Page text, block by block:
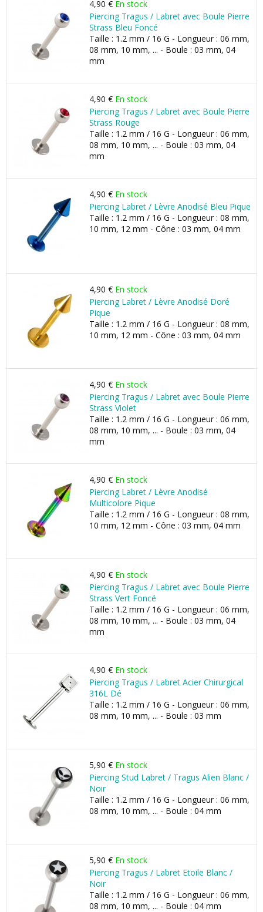
4,90 € En stock
Piercing Tragus / Labret avec Boule Pierre
Strass Bleu Foncé
Taille : 1.2 mm / 16 G - Longueur : 06 mm,
08 mm, 10 mm, ... - Boule : 03 mm, 04
mm
4,90 € En stock
Piercing Tragus / Labret avec Boule Pierre
Strass Rouge
Taille : 1.2 mm / 16 G - Longueur : 06 mm,
08 mm, 10 mm, ... - Boule : 03 mm, 04
mm
4,90 € En stock
Piercing Labret / Lèvre Anodisé Bleu Pique
Taille : 1.2 mm / 16 G - Longueur : 08 mm,
10 mm, 12 mm - Cône : 03 mm, 04 mm
4,90 € En stock
Piercing Labret / Lèvre Anodisé Doré
Pique
Taille : 1.2 mm / 16 G - Longueur : 08 mm,
10 mm, 12 mm - Cône : 03 mm, 04 mm
4,90 € En stock
Piercing Tragus / Labret avec Boule Pierre
Strass Violet
Taille : 1.2 mm / 16 G - Longueur : 06 mm,
08 mm, 10 mm, ... - Boule : 03 mm, 04
mm
4,90 € En stock
Piercing Labret / Lèvre Anodisé
Multicolore Pique
Taille : 1.2 mm / 16 G - Longueur : 08 mm,
10 mm, 12 mm - Cône : 03 mm, 04 mm
4,90 € En stock
Piercing Tragus / Labret avec Boule Pierre
Strass Vert Foncé
Taille : 1.2 mm / 16 G - Longueur : 06 mm,
08 mm, 10 mm, ... - Boule : 03 mm, 04
mm
4,90 € En stock
Piercing Tragus / Labret Acier Chirurgical
316L Dé
Taille : 1.2 mm / 16 G - Longueur : 06 mm,
08 mm, 10 mm, ... - Boule : 03 mm
5,90 € En stock
Piercing Stud Labret / Tragus Alien Blanc /
Noir
Taille : 1.2 mm / 16 G - Longueur : 06 mm,
08 mm, 10 mm, ... - Boule : 04 mm
5,90 € En stock
Piercing Tragus / Labret Etoile Blanc /
Noir
Taille : 1.2 mm / 16 G - Longueur : 06 mm,
08 mm, 10 mm, ... - Boule : 04 mm